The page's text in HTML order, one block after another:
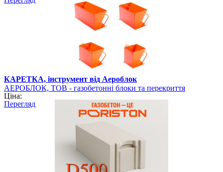
КАРЕТКА, інструмент від Аероблок
АЕРОБЛОК, ТОВ - газобетонні блоки та перекриття
PORISTON
Ціна:
Перегляд